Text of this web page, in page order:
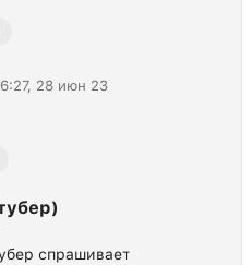
28 июн 23
спрашивает